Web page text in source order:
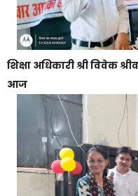
शिक्षा अधिकारी श्री विवेक
आज